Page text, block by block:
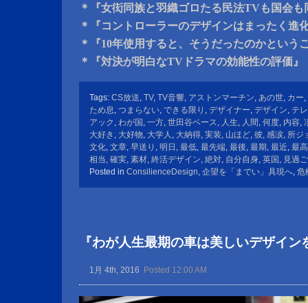
＊『女衒同族と羽織ゴロたる民法TVも国会も
＊『コントローラーのデザインはまったく進
＊『10年使用すると、そうだったのかという
＊『対決が明白なTVドラマの効能性の評価』
Tags: CS放送, TV, TV音響, アストンマーチン, あの世, カー,
ため息, つまらない, できる限り , デザイナー, デザイン, テ
アック , わが国 , 一方, 世田谷ベース, 人生, 人間 , 何度, 内容,
大好き , 大好物, 大学人 , 大納得, 実装, 山ほど, 彼, 感涙, 所ジ
文化, 文章, 早送り , 明日 , 最低, 最先端, 最後, 最期, 最近, 最高
相当, 確実, 素材, 終活デザイン, 絶対, 自分自身, 英国 , 見過
Posted in ConsilienceDesign, 企望を「までい」具現へ, 危
『わが人生最期の車は美しいデザイン
1月 4th, 2016 Posted 12:00 AM